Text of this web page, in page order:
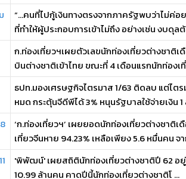
“...คนที่ไปกู้เงินทางตรงจากภาครัฐพบว่าไม่ค่อ
ที่ทำให้ผู้ประกอบการเข้าไม่ถึง อย่างเช่น งบดุลต้
ก.ท่องเที่ยวฯเผยตัวเลขนักท่องเที่ยวต่างชาติ
บินต่างชาติเข้าไทย ขณะที่ 4 เดือนแรกนักท่องเ
ธปท.มองเศรษฐกิจไตรมาส 1/63 ติดลบ แต่ไ
หมด กระตุ้นจีดีพีได้ 3% หนุนรัฐบาลใช้จ่ายเงิน 1
‘ก.ท่องเที่ยวฯ’ เผยยอดนักท่องเที่ยวต่างชาติ
เที่ยวจีนหาย 94.23% เหลือเพียง 5.6 หมื่นคน จ
'พิพัฒน์' เผยสถิตินักท่องเที่ยวต่างชาติปี 62 อยู่
10.99 ล้านคน คาดปีนี้นักท่องเที่ยวต่างชาติโ ...